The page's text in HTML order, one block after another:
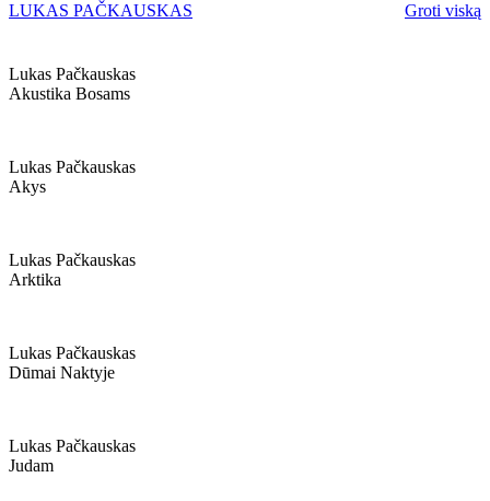
LUKAS PAČKAUSKAS
Groti viską
Lukas Pačkauskas
Akustika Bosams
Lukas Pačkauskas
Akys
Lukas Pačkauskas
Arktika
Lukas Pačkauskas
Dūmai Naktyje
Lukas Pačkauskas
Judam